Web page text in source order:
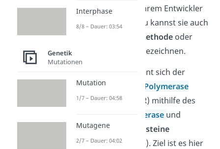
ihren Namen nach ihrem Entwickler
Frederick Sanger
. Du kannst sie auch
Kettenabbruchmethode oder
Didesoxymethode
bezeichnen.
Das Verfahren bedient sich der
Funktionsweise der
Polymerase
Kettenreaktion
(PCR) mithilfe des
DNA Polymerase und
speziellerStopp-bausteine
(Didesoxynukleotide). Ziel ist es hier
Interphase
8/8 – Dauer: 03:54
Genetik
Mutationen
Mutation
1/7 – Dauer: 04:58
Mutagene
2/7 – Dauer: 04:02